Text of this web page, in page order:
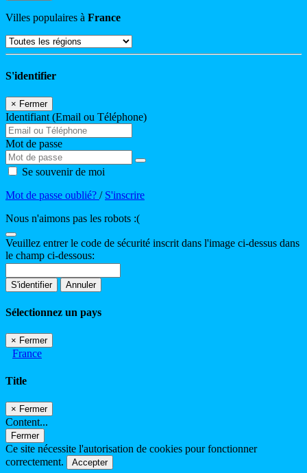
Villes populaires à France
S'identifier
× Fermer
Identifiant (Email ou Téléphone)
Mot de passe
Se souvenir de moi
Mot de passe oublié? / S'inscrire
Nous n'aimons pas les robots :(
Veuillez entrer le code de sécurité inscrit dans l'image ci-dessus dans
le champ ci-dessous:
S'identifier Annuler
Sélectionnez un pays
× Fermer
France
Title
× Fermer
Content...
Fermer
Ce site nécessite l'autorisation de cookies pour fonctionner
correctement.
Accepter